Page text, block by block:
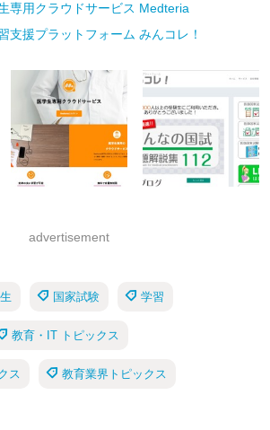
専用クラウドサービス Medteria
支援プラットフォーム みんコレ！
advertisement
国家試験 学習
教育・IT トピックス
ス 教育業界トピックス